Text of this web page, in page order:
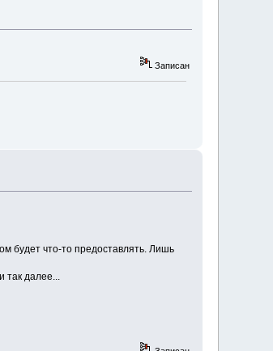
Записан
будет что-то предоставлять. Лишь
так далее...